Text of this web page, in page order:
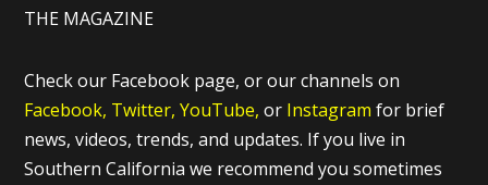
THE MAGAZINE
Check our Facebook page, or our channels on
Facebook, Twitter, YouTube, or Instagram for brief
news, videos, trends, and updates. If you live in
Southern California we recommend you sometimes